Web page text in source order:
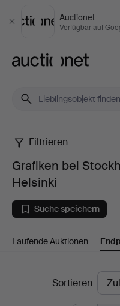
Schließen
Auctionet
Verfügbar auf
Grafiken
bei
Stockholms
Auktionsverk
Filtrieren
Grafiken bei
Helsinki
Suche speichern
Laufende Auktionen
EndpreiseSortieren